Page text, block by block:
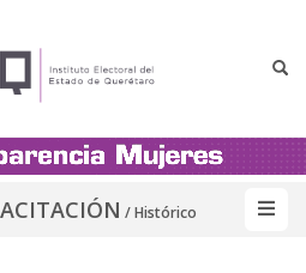
/ Histórico